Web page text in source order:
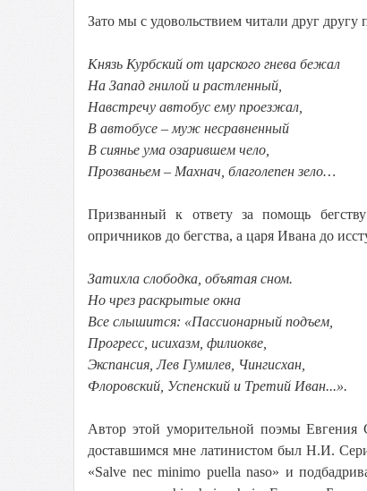
Зато мы с удовольствием читали друг
Князь Курбский от царского гнева бежал
На Запад гнилой и растленный,
Навстречу автобус ему проезжал,
В автобусе – муж несравненный
В сиянье ума озарившем чело,
Прозваньем – Махнач, благолепен зело…
Призванный к ответу за помощь
опричников до бегства, а царя Ивана до
Затихла слободка, объятая сном.
Но чрез раскрытые окна
Все слышится: «Пассионарный подъем,
Прогресс, исихазм, филиокве,
Экспансия, Лев Гумилев, Чингисхан,
Флоровский, Успенский и Третий Иван...».
Автор этой уморительной поэмы
доставшимся мне латинистом был Н.И.
«Salve nec minimo puella naso» и